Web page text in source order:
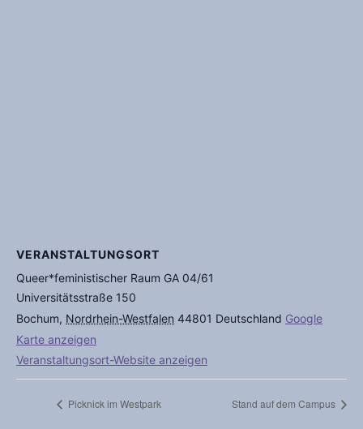
VERANSTALTUNGSORT
Queer*feministischer Raum GA 04/61
Universitätsstraße 150
Bochum, Nordrhein-Westfalen 44801 Deutschland Google
Karte anzeigen
Veranstaltungsort-Website anzeigen
Picknick im Westpark Stand auf dem Campus